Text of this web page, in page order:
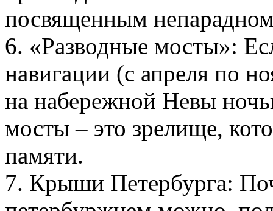
посвященным
6. «Разводные мосты»:
навигации (с апреля по
на набережной Невы
мосты – это зрелище,
памяти.
7. Крыши Петербурга: